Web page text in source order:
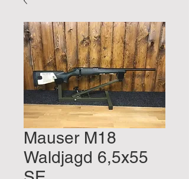
Mauser M18
Waldjagd 6,5x55